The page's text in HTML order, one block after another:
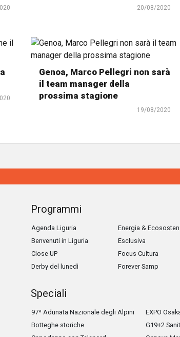
20/08/2020
Genoa, Marco Pellegri non sarà
il team manager della
prossima stagione
19/08/2020
Programmi
Agenda Liguria
Benvenuti in Liguria
Close UP
Derby del lunedì
Energia &
Esclusiva
Focus Cultura
Forever Samp
Speciali
97ª Adunata Nazionale degli Alpini
Botteghe storiche
EXPO
G19+2